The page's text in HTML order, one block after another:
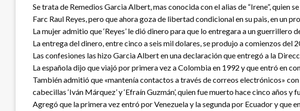
Se trata de Remedios Garcia Albert, mas conocida con el alias de “Irene”,
Farc Raul Reyes, pero que ahora goza de libertad condicional en su pais, en un
La mujer admitio que ‘Reyes’ le dió dinero para que lo entregara a un guerrillero
La entrega del dinero, entre cinco a seis mil dolares, se produjo a comienzos del
Las confesiones las hizo Garcia Albert en una declaración que entregó a la
La española dijo que viajó por primera vez a Colombia en 1992 y que entró en
También admitió que «mantenía contactos a través de correos electrónicos»
cabecillas ‘Iván Márquez’ y ‘Efraín Guzmán’, quien fue muerto hace cinco años y
Agregó que la primera vez entró por Venezuela y la segunda por Ecuador y